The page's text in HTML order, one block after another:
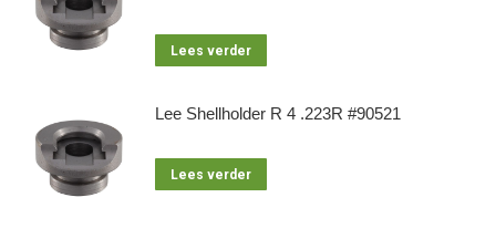
Lees verder
Lee Shellholder R 4 .223R #90521
Lees verder